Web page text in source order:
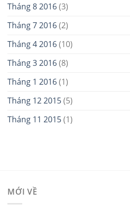
Tháng 8 2016(3)
Tháng 7 2016(2)
Tháng 4 2016(10)
Tháng 3 2016(8)
Tháng 1 2016(1)
Tháng 12 2015(5)
Tháng 11 2015(1)
MỚI VỀ